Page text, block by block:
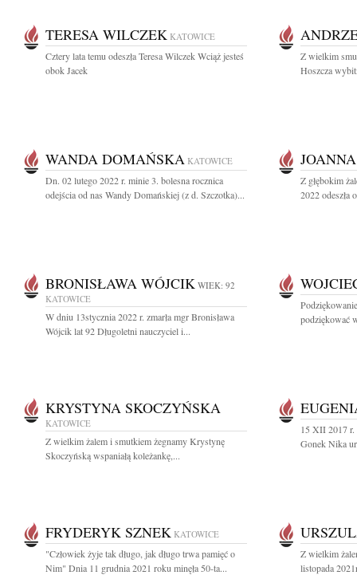
TERESA WILCZEK KATOWICE
Cztery lata temu odeszła Teresa Wilczek Wciąż jesteś
obok Jacek
Z wielkim
Hoszcza
WANDA DOMAŃSKA KATOWICE
Dn. 02 lutego 2022 r. minie 3. bolesna rocznica
odejścia od nas Wandy Domańskiej (z d. Szczotka)...
Z głębokim
2022 odeszła
BRONISŁAWA WÓJCIK WIEK: 92
KATOWICE
W dniu 13stycznia 2022 r. zmarła mgr Bronisława
Wójcik lat 92 Długoletni nauczyciel i...
podziękować
KRYSTYNA SKOCZYŃSKA
KATOWICE
Z wielkim żalem i smutkiem żegnamy Krystynę
Skoczyńską wspaniałą koleżankę,...
15 XII 2017 r.
Gonek Nika
FRYDERYK SZNEK KATOWICE
"Człowiek żyje tak długo, jak długo trwa pamięć o
Nim" Dnia 11 grudnia 2021 roku minęła 50-ta...
Z wielkim
listopada